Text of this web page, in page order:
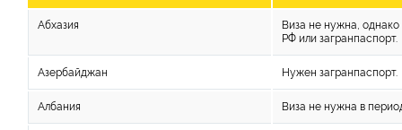
Абхазия
Виза не нужна,
РФ или загранпаспорт.
Азербайджан Нужен загранпаспорт.
Албания Виза не нужна в